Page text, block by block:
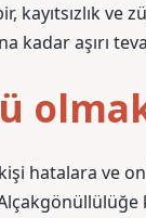
kayıtsızlık ve
kadar aşırı
hatalara ve